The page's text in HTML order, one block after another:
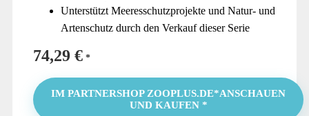
Unterstützt Meeresschutzprojekte und Natur- und
Artenschutz durch den Verkauf dieser Serie
74,29 €
IM PARTNERSHOP ZOOPLUS.DE*ANSCHAUEN
UND KAUFEN *